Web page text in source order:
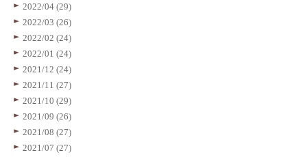
2022/04 (29)
2022/03 (26)
2022/02 (24)
2022/01 (24)
2021/12 (24)
2021/11 (27)
2021/10 (29)
2021/09 (26)
2021/08 (27)
2021/07 (27)